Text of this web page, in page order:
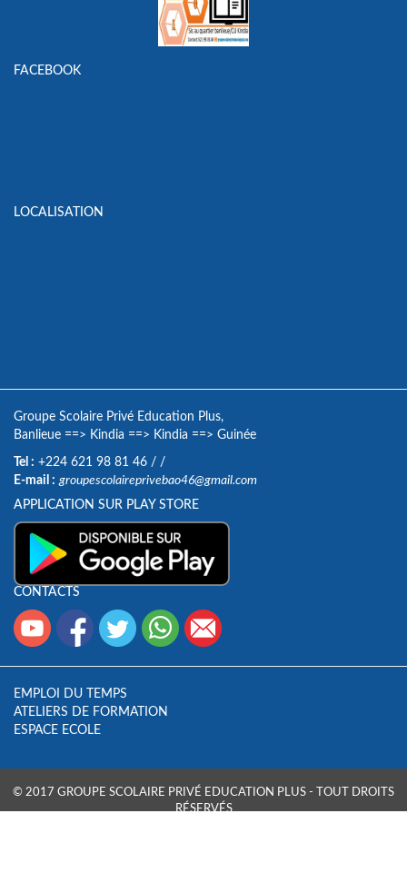
FACEBOOK
LOCALISATION
Groupe Scolaire Privé Education Plus,
Banlieue ==> Kindia ==> Kindia ==> Guinée
Tel : +224 621 98 81 46 / /
E-mail : groupescolaireprivebao46@gmail.com
APPLICATION SUR PLAY STORE
CONTACTS
EMPLOI DU TEMPS
ATELIERS DE FORMATION
ESPACE ECOLE
© 2017 GROUPE SCOLAIRE PRIVÉ EDUCATION PLUS - TOUT DROITS
RÉSERVÉS